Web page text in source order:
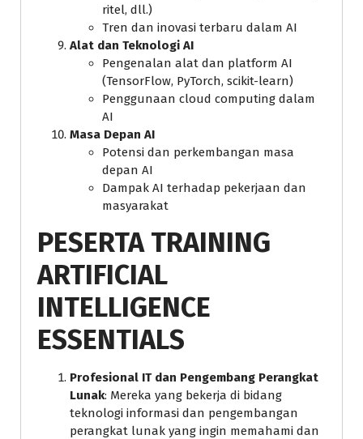
ritel, dll.)
Tren dan inovasi terbaru dalam AI
Alat dan Teknologi AI
Pengenalan alat dan platform AI
(TensorFlow, PyTorch, scikit-learn)
Penggunaan cloud computing dalam
AI
Masa Depan AI
Potensi dan perkembangan masa
depan AI
Dampak AI terhadap pekerjaan dan
masyarakat
PESERTA TRAINING
ARTIFICIAL
INTELLIGENCE
ESSENTIALS
Profesional IT dan Pengembang Perangkat
Lunak: Mereka yang bekerja di bidang
teknologi informasi dan pengembangan
perangkat lunak yang ingin memahami dan